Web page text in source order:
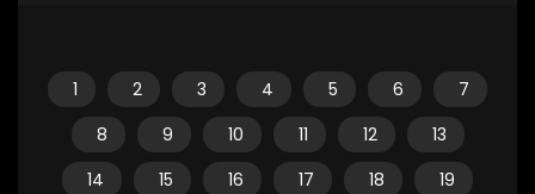
1 2 3 4 5 6
7
8
9 10 11 12
13
14
15 16 17 18
19